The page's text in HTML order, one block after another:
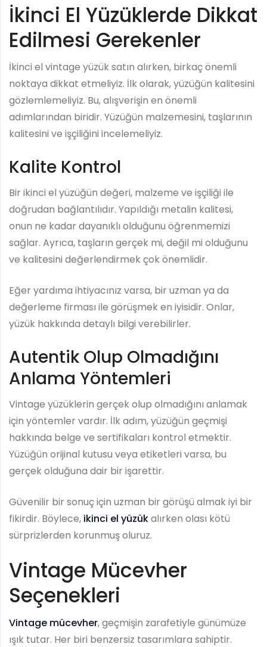
İkinci El Yüzüklerde Dikkat
Edilmesi Gerekenler
İkinci el vintage yüzük satın alırken, birkaç önemli
noktaya dikkat etmeliyiz. İlk olarak, yüzüğün kalitesini
gözlemlemeliyiz. Bu, alışverişin en önemli
adımlarından biridir. Yüzüğün malzemesini, taşlarının
kalitesini ve işçiliğini incelemeliyiz.
Kalite Kontrol
Bir ikinci el yüzüğün değeri, malzeme ve işçiliği ile
doğrudan bağlantılıdır. Yapıldığı metalin kalitesi,
onun ne kadar dayanıklı olduğunu öğrenmemizi
sağlar. Ayrıca, taşların gerçek mi, değil mi olduğunu
ve kalitesini değerlendirmek çok önemlidir.
Eğer yardıma ihtiyacınız varsa, bir uzman ya da
değerleme firması ile görüşmek en iyisidir. Onlar,
yüzük hakkında detaylı bilgi verebilirler.
Autentik Olup Olmadığını
Anlama Yöntemleri
Vintage yüzüklerin gerçek olup olmadığını anlamak
için yöntemler vardır. İlk adım, yüzüğün geçmişi
hakkında belge ve sertifikaları kontrol etmektir.
Yüzüğün orijinal kutusu veya etiketleri varsa, bu
gerçek olduğuna dair bir işarettir.
Güvenilir bir sonuç için uzman bir görüşü almak iyi bir
fikirdir. Böylece, ikinci el yüzükalırken olası kötü
sürprizlerden korunmuş oluruz.
Vintage Mücevher
Seçenekleri
Vintage mücevher, geçmişin zarafetiyle günümüze
ışık tutar. Her biri benzersiz tasarımlara sahiptir.